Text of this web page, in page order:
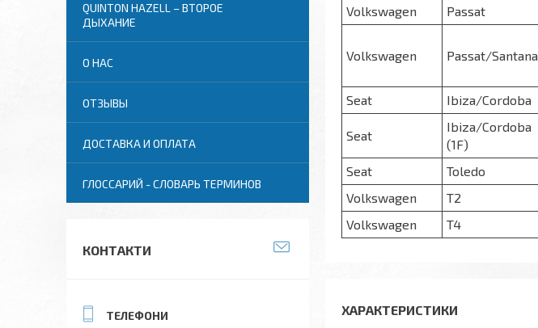
Volkswagen
Passat
Volkswagen Passat/Santana
Seat Ibiza/Cordoba
Seat
Ibiza/Cordoba
(1F)
Seat Toledo
Volkswagen
T2
Volkswagen
T4
ХАРАКТЕРИСТИКИ
QUINTON HAZELL – ВТОРОЕ
ДЫХАНИЕ
О НАС
ОТЗЫВЫ
ДОСТАВКА И ОПЛАТА
ГЛОССАРИЙ - СЛОВАРЬ ТЕРМИНОВ
КОНТАКТИ